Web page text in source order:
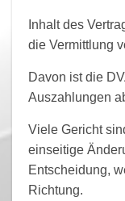
Inhalt des
die Vermittlung
Davon ist die
Auszahlungen
Viele Gericht
einseitige
Entscheidung,
Richtung.